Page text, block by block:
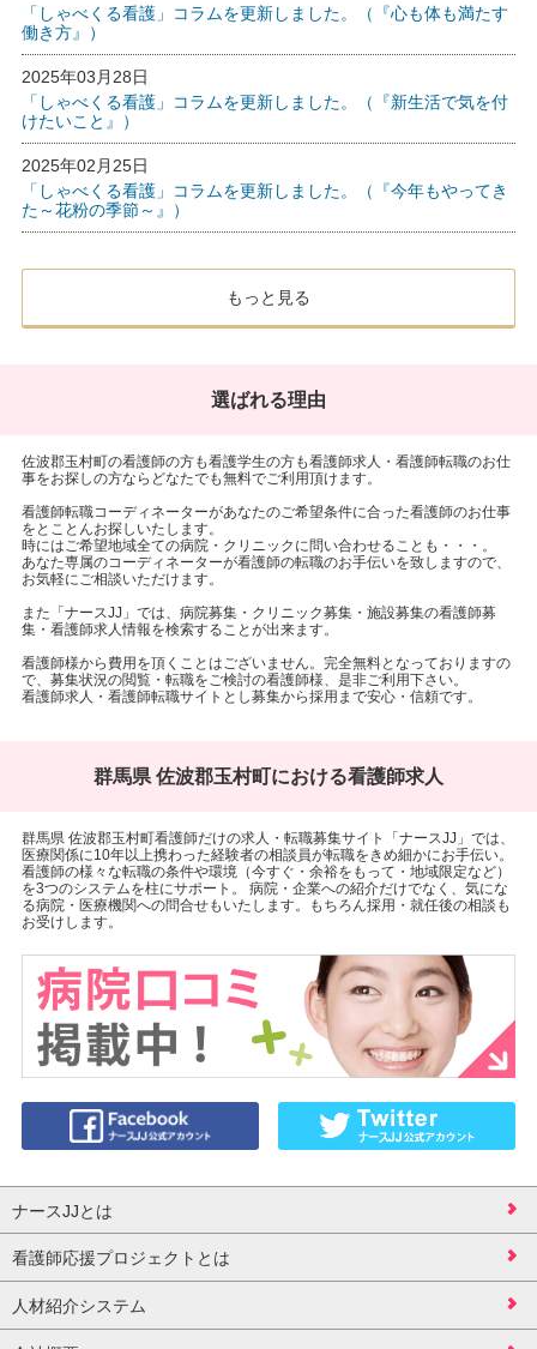
「しゃべくる看護」コラムを更新しました。（『心も体も満たす
働き方』）
2025年03月28日
「しゃべくる看護」コラムを更新しました。（『新生活で気を付
けたいこと』）
2025年02月25日
「しゃべくる看護」コラムを更新しました。（『今年もやってき
た～花粉の季節～』）
もっと見る
選ばれる理由
佐波郡玉村町の看護師の方も看護学生の方も看護師求人・看護師転職のお仕
事をお探しの方ならどなたでも無料でご利用頂けます。
看護師転職コーディネーターがあなたのご希望条件に合った看護師のお仕事
をとことんお探しいたします。
時にはご希望地域全ての病院・クリニックに問い合わせることも・・・。
あなた専属のコーディネーターが看護師の転職のお手伝いを致しますので、
お気軽にご相談いただけます。
また「ナースJJ」では、病院募集・クリニック募集・施設募集の看護師募
集・看護師求人情報を検索することが出来ます。
看護師様から費用を頂くことはございません。完全無料となっておりますの
で、募集状況の閲覧・転職をご検討の看護師様、是非ご利用下さい。
看護師求人・看護師転職サイトとし募集から採用まで安心・信頼です。
群馬県 佐波郡玉村町における看護師求人
群馬県 佐波郡玉村町看護師だけの求人・転職募集サイト「ナースJJ」では、
医療関係に10年以上携わった経験者の相談員が転職をきめ細かにお手伝い。
看護師の様々な転職の条件や環境（今すぐ・余裕をもって・地域限定など）
を3つのシステムを柱にサポート。 病院・企業への紹介だけでなく、気にな
る病院・医療機関への問合せもいたします。もちろん採用・就任後の相談も
お受けします。
ナースJJとは
看護師応援プロジェクトとは
人材紹介システム